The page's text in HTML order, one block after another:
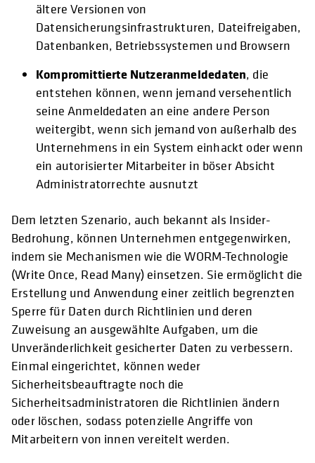
ältere Versionen von
Datensicherungsinfrastrukturen, Dateifreigaben,
Datenbanken, Betriebssystemen und Browsern
Kompromittierte Nutzeranmeldedaten, die
entstehen können, wenn jemand versehentlich
seine Anmeldedaten an eine andere Person
weitergibt, wenn sich jemand von außerhalb des
Unternehmens in ein System einhackt oder wenn
ein autorisierter Mitarbeiter in böser Absicht
Administratorrechte ausnutzt
Dem letzten Szenario, auch bekannt als Insider-
Bedrohung, können Unternehmen entgegenwirken,
indem sie Mechanismen wie die WORM-Technologie
(Write Once, Read Many) einsetzen. Sie ermöglicht die
Erstellung und Anwendung einer zeitlich begrenzten
Sperre für Daten durch Richtlinien und deren
Zuweisung an ausgewählte Aufgaben, um die
Unveränderlichkeit gesicherter Daten zu verbessern.
Einmal eingerichtet, können weder
Sicherheitsbeauftragte noch die
Sicherheitsadministratoren die Richtlinien ändern
oder löschen, sodass potenzielle Angriffe von
Mitarbeitern von innen vereitelt werden.